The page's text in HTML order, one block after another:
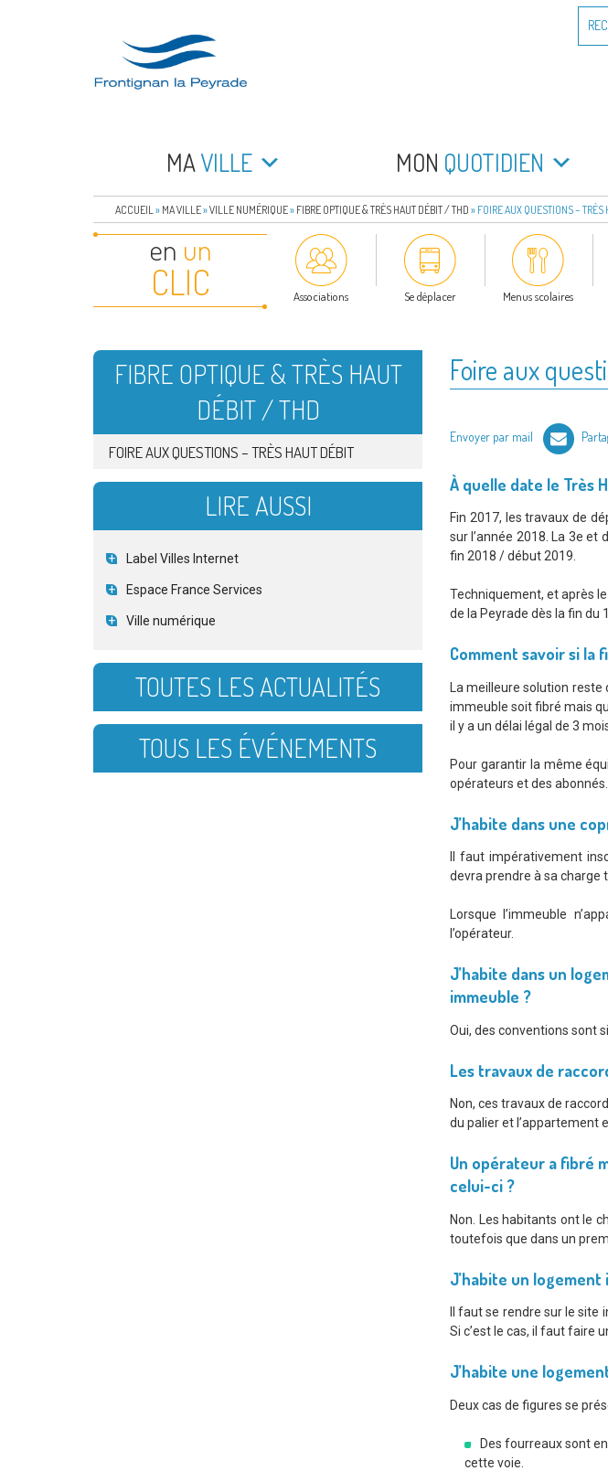
FRONTIGNAN LA PEYRADE
pour
MAVILLE MON QUOTIDIEN
ACCUEIL » MA VILLE»VILLE NUMÉRIQUE» FIBRE OPTIQUE & TRÈS HAUT DÉBIT / THD » FOIRE AUX QUESTIONS – TRÈS
en un
CLIC Associations Se déplacer Menus scolaires
Foire aux
Envoyer par mail
À quelle date le Très
Fin 2017, les travaux de
sur l’année 2018. La 3e
fin 2018 / début 2019.
Techniquement, et après
de la Peyrade dès la fin du
Comment savoir si la
La meilleure solution
immeuble soit fibré mais
il y a un délai légal de 3
Pour garantir la même
opérateurs et des abonnés.
J’habite dans une
Il faut impérativement
devra prendre à sa charge
Lorsque l’immeuble
l’opérateur.
J’habite dans un
immeuble ?
Oui, des conventions sont
Les travaux de
Non, ces travaux de
du palier et l’appartement
Un opérateur a fibré
celui-ci ?
Non. Les habitants ont le
toutefois que dans un
J’habite un
Il faut se rendre sur le
Si c’est le cas, il faut faire
J’habite une
Deux cas de figures se
Des fourreaux sont
cette voie.
FIBRE OPTIQUE & TRÈS HAUT
DÉBIT / THD
FOIRE AUX QUESTIONS – TRÈS HAUT DÉBIT
LIRE AUSSI
Label Villes Internet
Espace France Services
Ville numérique
TOUTES LES ACTUALITÉS
TOUS LES ÉVÉNEMENTS